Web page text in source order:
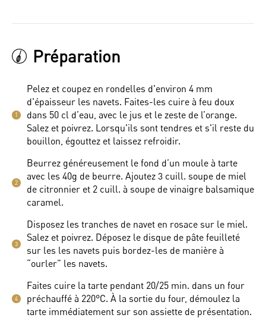
Préparation
1
Pelez et coupez en rondelles d'environ 4 mm
d'épaisseur les navets. Faites-les cuire à feu doux
dans 50 cl d’eau, avec le jus et le zeste de l’orange.
Salez et poivrez. Lorsqu'ils sont tendres et s'il reste du
bouillon, égouttez et laissez refroidir.
2
Beurrez généreusement le fond d’un moule à tarte
avec les 40g de beurre. Ajoutez 3 cuill. soupe de miel
de citronnier et 2 cuill. à soupe de vinaigre balsamique
caramel.
3
Disposez les tranches de navet en rosace sur le miel.
Salez et poivrez. Déposez le disque de pâte feuilleté
sur les les navets puis bordez-les de manière à
“ourler” les navets.
4
Faites cuire la tarte pendant 20/25 min. dans un four
préchauffé à 220°C. À la sortie du four, démoulez la
tarte immédiatement sur son assiette de présentation.